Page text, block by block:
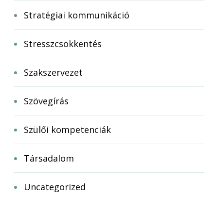
Stratégiai kommunikáció
Stresszcsökkentés
Szakszervezet
Szövegírás
Szülői kompetenciák
Társadalom
Uncategorized